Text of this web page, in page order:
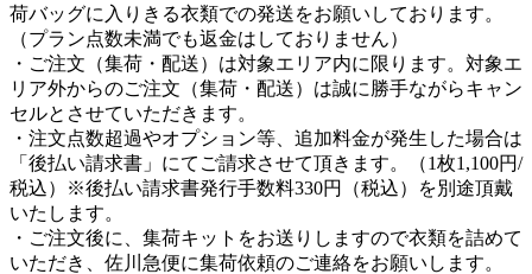
荷バッグに入りきる衣類での発送をお願いしております。
（プラン点数未満でも返金はしておりません）
・ご注文（集荷・配送）は対象エリア内に限ります。対象エ
リア外からのご注文（集荷・配送）は誠に勝手ながらキャン
セルとさせていただきます。
・注文点数超過やオプション等、追加料金が発生した場合は
「後払い請求書」にてご請求させて頂きます。（1枚1,100円/
税込）※後払い請求書発行手数料330円（税込）を別途頂戴
いたします。
・ご注文後に、集荷キットをお送りしますので衣類を詰めて
いただき、佐川急便に集荷依頼のご連絡をお願いします。